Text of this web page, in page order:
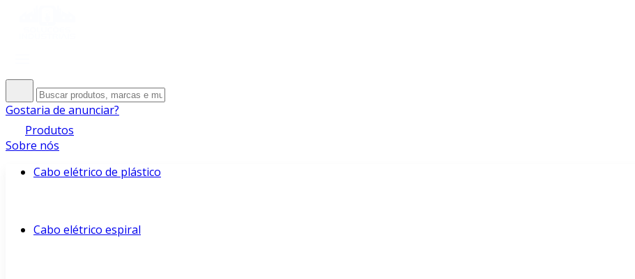
Gostaria de anunciar?
Produtos
Sobre nós
Cabo elétrico de plástico
Cabo elétrico espiral